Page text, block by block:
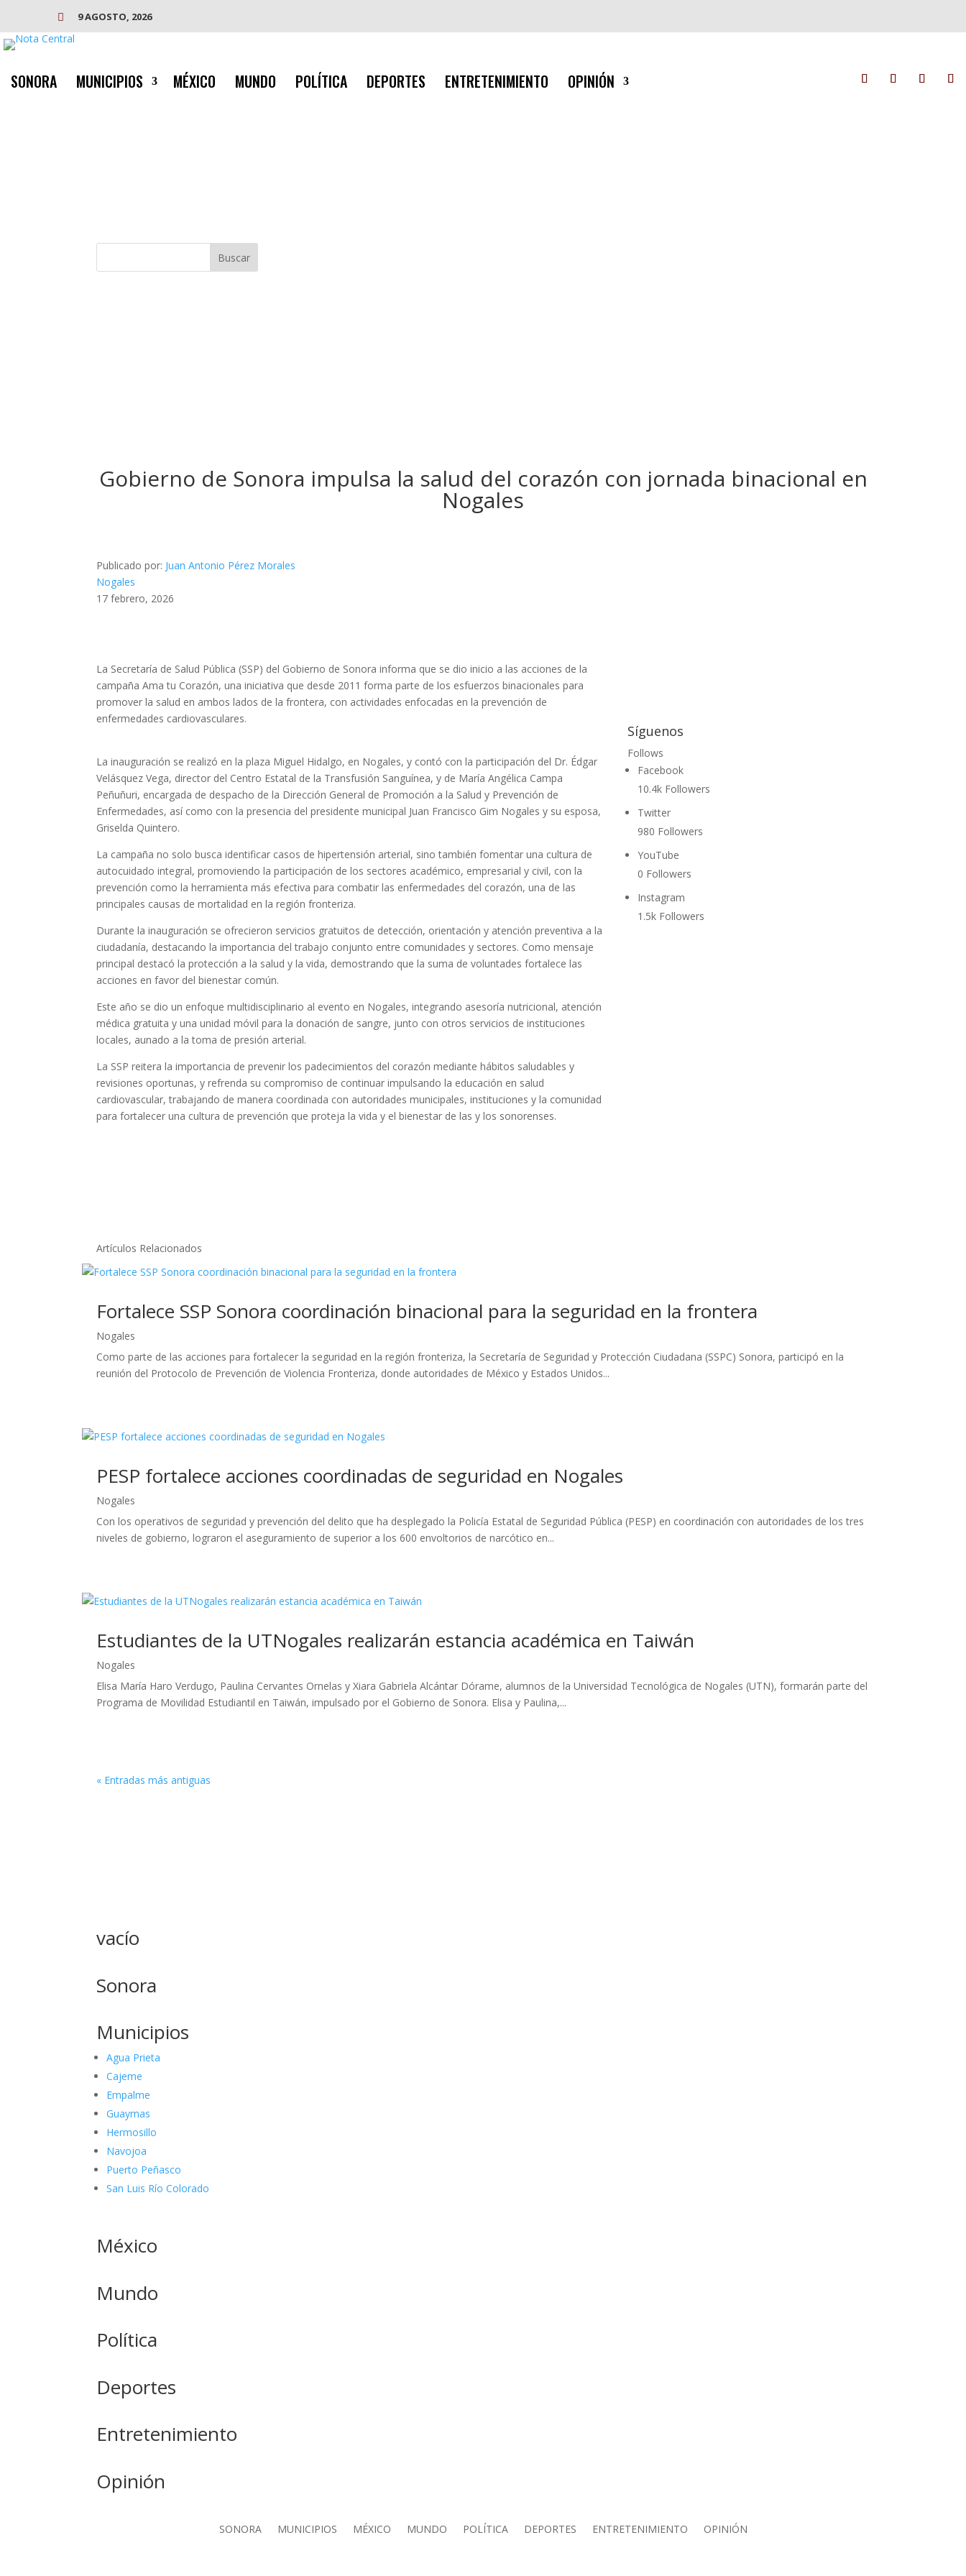
 9 AGOSTO, 2026
SONORA MUNICIPIOS MÉXICO MUNDO POLÍTICA DEPORTES ENTRETENIMIENTO OPINIÓN
Buscar
Gobierno de Sonora impulsa la salud del corazón con jornada binacional en
Nogales
Publicado por: Juan Antonio Pérez Morales
Nogales
17 febrero, 2026
La Secretaría de Salud Pública (SSP) del Gobierno de Sonora informa que se dio inicio a las acciones de la
campaña Ama tu Corazón, una iniciativa que desde 2011 forma parte de los esfuerzos binacionales para
promover la salud en ambos lados de la frontera, con actividades enfocadas en la prevención de
enfermedades cardiovasculares.
La inauguración se realizó en la plaza Miguel Hidalgo, en Nogales, y contó con la participación del Dr. Édgar
Velásquez Vega, director del Centro Estatal de la Transfusión Sanguínea, y de María Angélica Campa
Peñuñuri, encargada de despacho de la Dirección General de Promoción a la Salud y Prevención de
Enfermedades, así como con la presencia del presidente municipal Juan Francisco Gim Nogales y su esposa,
Griselda Quintero.
La campaña no solo busca identificar casos de hipertensión arterial, sino también fomentar una cultura de
autocuidado integral, promoviendo la participación de los sectores académico, empresarial y civil, con la
prevención como la herramienta más efectiva para combatir las enfermedades del corazón, una de las
principales causas de mortalidad en la región fronteriza.
Durante la inauguración se ofrecieron servicios gratuitos de detección, orientación y atención preventiva a la
ciudadanía, destacando la importancia del trabajo conjunto entre comunidades y sectores. Como mensaje
principal destacó la protección a la salud y la vida, demostrando que la suma de voluntades fortalece las
acciones en favor del bienestar común.
Este año se dio un enfoque multidisciplinario al evento en Nogales, integrando asesoría nutricional, atención
médica gratuita y una unidad móvil para la donación de sangre, junto con otros servicios de instituciones
locales, aunado a la toma de presión arterial.
La SSP reitera la importancia de prevenir los padecimientos del corazón mediante hábitos saludables y
revisiones oportunas, y refrenda su compromiso de continuar impulsando la educación en salud
cardiovascular, trabajando de manera coordinada con autoridades municipales, instituciones y la comunidad
para fortalecer una cultura de prevención que proteja la vida y el bienestar de las y los sonorenses.
Síguenos
Follows
Facebook
10.4k Followers
Twitter
980 Followers
YouTube
0 Followers
Instagram
1.5k Followers
Artículos Relacionados
Fortalece SSP Sonora coordinación binacional para la seguridad en la frontera
Nogales
Como parte de las acciones para fortalecer la seguridad en la región fronteriza, la Secretaría de Seguridad y Protección Ciudadana (SSPC) Sonora, participó en la
reunión del Protocolo de Prevención de Violencia Fronteriza, donde autoridades de México y Estados Unidos...
PESP fortalece acciones coordinadas de seguridad en Nogales
Nogales
Con los operativos de seguridad y prevención del delito que ha desplegado la Policía Estatal de Seguridad Pública (PESP) en coordinación con autoridades de los tres
niveles de gobierno, lograron el aseguramiento de superior a los 600 envoltorios de narcótico en...
Estudiantes de la UTNogales realizarán estancia académica en Taiwán
Nogales
Elisa María Haro Verdugo, Paulina Cervantes Ornelas y Xiara Gabriela Alcántar Dórame, alumnos de la Universidad Tecnológica de Nogales (UTN), formarán parte del
Programa de Movilidad Estudiantil en Taiwán, impulsado por el Gobierno de Sonora. Elisa y Paulina,...
« Entradas más antiguas
vacío
Sonora
Municipios
Agua Prieta
Cajeme
Empalme
Guaymas
Hermosillo
Navojoa
Puerto Peñasco
San Luis Río Colorado
México
Mundo
Política
Deportes
Entretenimiento
Opinión
SONORA MUNICIPIOS MÉXICO MUNDO POLÍTICA DEPORTES ENTRETENIMIENTO OPINIÓN